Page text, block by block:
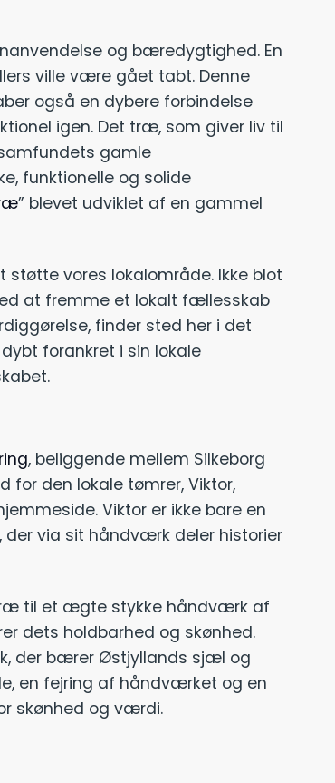
og bæredygtighed. En
ville være gået tabt. Denne
også en dybere forbindelse
igen. Det træ, som giver liv til
gamle
funktionelle og solide
” blevet udviklet af en gammel
vores lokalområde. Ikke blot
at fremme et lokalt fællesskab
finder sted her i det
forankret i sin lokale
, beliggende mellem Silkeborg
for den lokale tømrer, Viktor,
Viktor er ikke bare en
der via sit håndværk deler historier
til et ægte stykke håndværk af
dets holdbarhed og skønhed.
der bærer Østjyllands sjæl og
en fejring af håndværket og en
skønhed og værdi.